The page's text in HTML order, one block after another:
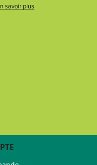
savoir plus